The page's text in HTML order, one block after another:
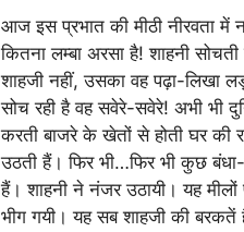
आज इस प्रभात की मीठी नीरवता में
कितना लम्बा अरसा है! शाहनी
शाहजी नहीं, उसका वह पढ़ा-लिखा
सोच रही है वह सवेरे-सवेरे! अभी भी
करती बाजरे के खेतों से होती घर की
उठती हैं। फिर भी…फिर भी कुछ
हैं। शाहनी ने नंजर उठायी। यह
भीग गयी। यह सब शाहजी की